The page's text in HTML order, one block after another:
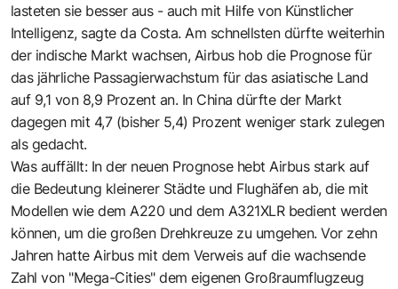
lasteten sie besser aus - auch mit Hilfe von Künstlicher
Intelligenz, sagte da Costa. Am schnellsten dürfte weiterhin
der indische Markt wachsen, Airbus hob die Prognose für
das jährliche Passagierwachstum für das asiatische Land
auf 9,1 von 8,9 Prozent an. In China dürfte der Markt
dagegen mit 4,7 (bisher 5,4) Prozent weniger stark zulegen
als gedacht.
Was auffällt: In der neuen Prognose hebt Airbus stark auf
die Bedeutung kleinerer Städte und Flughäfen ab, die mit
Modellen wie dem A220 und dem A321XLR bedient werden
können, um die großen Drehkreuze zu umgehen. Vor zehn
Jahren hatte Airbus mit dem Verweis auf die wachsende
Zahl von "Mega-Cities" dem eigenen Großraumflugzeug